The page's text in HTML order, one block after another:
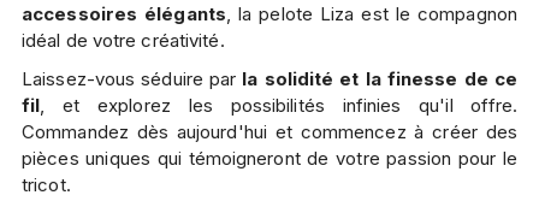
accessoires élégants , la pelote Liza est le compagnon
idéal de votre créativité.
Laissez-vous séduire par la solidité et la finesse de ce
fil , et explorez les possibilités infinies qu'il offre.
Commandez dès aujourd'hui et commencez à créer des
pièces uniques qui témoigneront de votre passion pour le
tricot.